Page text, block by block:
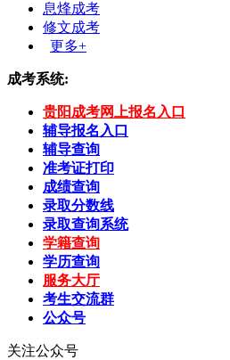
息烽成考
修文成考
更多+
成考系统:
贵阳成考网上报名入口
辅导报名入口
辅导查询
准考证打印
成绩查询
录取分数线
录取查询系统
学籍查询
学历查询
服务大厅
考生交流群
公众号
关注公众号